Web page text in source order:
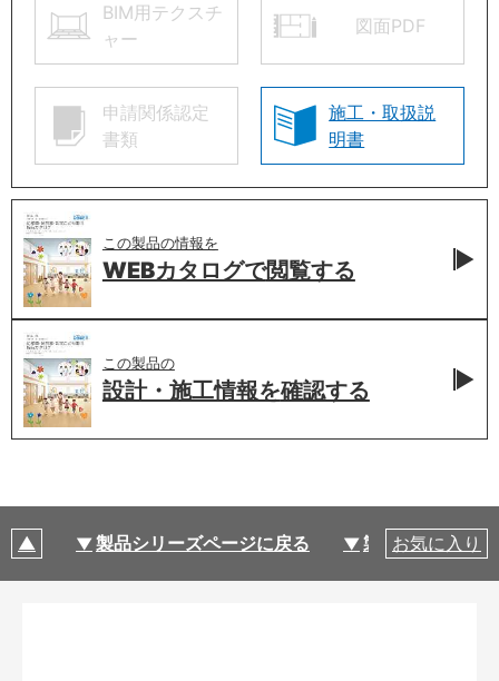
BIM用テクスチ
ャー
図面PDF
申請関係認定
書類
施工・取扱説
明書
この製品の情報を
WEBカタログで閲覧する
この製品の
設計・施工情報を確認する
製品シリーズページに戻る 製品仕様
お気に入り